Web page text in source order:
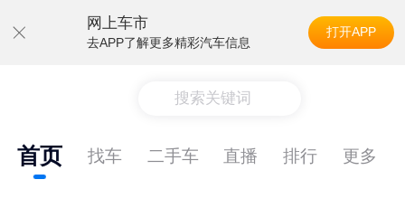
网上车市
去APP了解更多精彩汽车信息
打开APP
搜索关键词
首页 找车 二手车 直播 排行 更多